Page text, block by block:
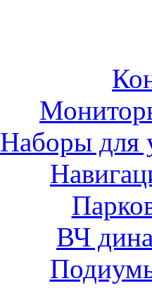
Наборы для
ВЧ